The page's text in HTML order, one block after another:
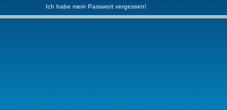
Ich habe mein Passwort vergessen!